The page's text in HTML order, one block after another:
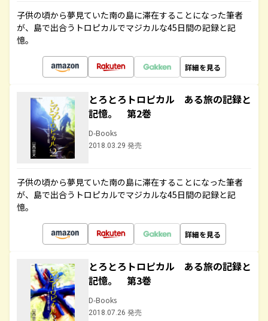
子供の頃から夢見ていた南の島に滞在することになった筆者
が、島で出合うトロピカルでマジカルな45日間の記録と記
憶。
詳細を見る
とろとろトロピカル ある旅の記録と
記憶。 第2巻
D-Books
2018.03.29 発売
子供の頃から夢見ていた南の島に滞在することになった筆者
が、島で出合うトロピカルでマジカルな45日間の記録と記
憶。
詳細を見る
とろとろトロピカル ある旅の記録と
記憶。 第3巻
D-Books
2018.07.26 発売